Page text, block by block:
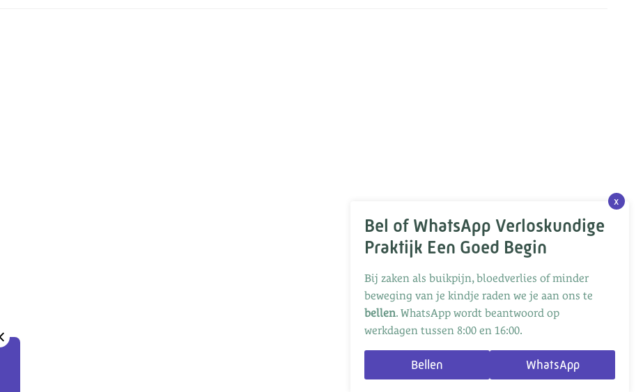
x
Bel of WhatsApp Verloskundige
Praktijk Een Goed Begin
Bij zaken als buikpijn, bloedverlies of minder
beweging van je kindje raden we je aan ons te
bellen. WhatsApp wordt beantwoord op
werkdagen tussen 8:00 en 16:00.
Bellen WhatsApp